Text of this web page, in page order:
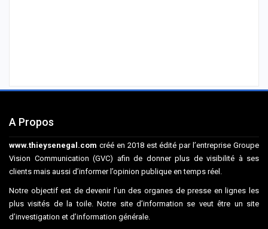
A Propos
www.thieysenegal.com créé en 2018 est édité par l’entreprise Groupe
Vision Communication (GVC) afin de donner plus de visibilité à ses
clients mais aussi d’informer l’opinion publique en temps réel.
Notre objectif est de devenir l’un des organes de presse en lignes les
plus visités de la toile. Notre site d’information se veut être un site
d’investigation et d’information générale.